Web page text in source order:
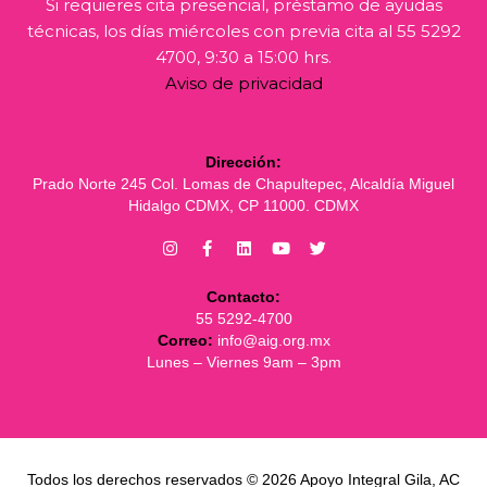
Si requieres cita presencial, préstamo de ayudas
técnicas, los días miércoles con previa cita al 55 5292
4700, 9:30 a 15:00 hrs.
Aviso de privacidad
Dirección:
Prado Norte 245 Col. Lomas de Chapultepec, Alcaldía Miguel
Hidalgo CDMX, CP 11000. CDMX
Contacto:
55 5292-4700
Correo: info@aig.org.mx
Lunes – Viernes 9am – 3pm
Todos los derechos reservados © 2026 Apoyo Integral Gila, AC